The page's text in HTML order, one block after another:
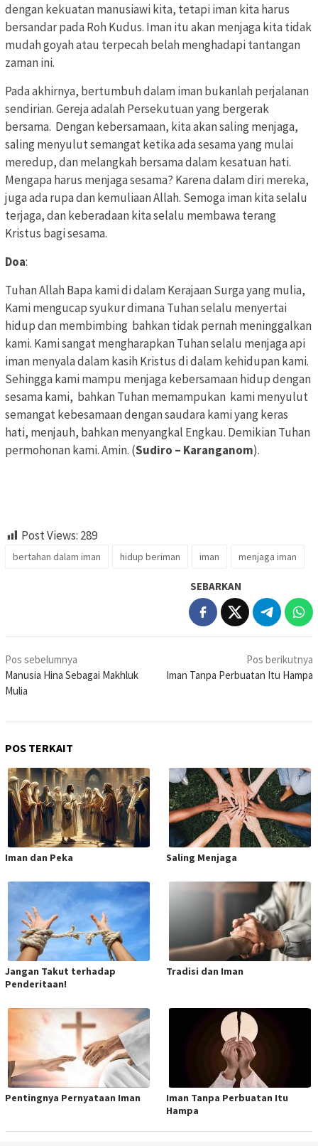
dengan kekuatan manusiawi kita, tetapi iman kita harus
bersandar pada Roh Kudus. Iman itu akan menjaga kita tidak
mudah goyah atau terpecah belah menghadapi tantangan
zaman ini.
Pada akhirnya, bertumbuh dalam iman bukanlah perjalanan
sendirian. Gereja adalah Persekutuan yang bergerak
bersama. Dengan kebersamaan, kita akan saling menjaga,
saling menyulut semangat ketika ada sesama yang mulai
meredup, dan melangkah bersama dalam kesatuan hati.
Mengapa harus menjaga sesama? Karena dalam diri mereka,
juga ada rupa dan kemuliaan Allah. Semoga iman kita selalu
terjaga, dan keberadaan kita selalu membawa terang
Kristus bagi sesama.
Doa:
Tuhan Allah Bapa kami di dalam Kerajaan Surga yang mulia,
Kami mengucap syukur dimana Tuhan selalu menyertai
hidup dan membimbing bahkan tidak pernah meninggalkan
kami. Kami sangat mengharapkan Tuhan selalu menjaga api
iman menyala dalam kasih Kristus di dalam kehidupan kami.
Sehingga kami mampu menjaga kebersamaan hidup dengan
sesama kami, bahkan Tuhan memampukan kami menyulut
semangat kebesamaan dengan saudara kami yang keras
hati, menjauh, bahkan menyangkal Engkau. Demikian Tuhan
permohonan kami. Amin. (Sudiro – Karanganom).
Post Views: 289
bertahan dalam iman hidup beriman iman menjaga iman
SEBARKAN
Navigasi
pos
Pos sebelumnya
Manusia Hina Sebagai Makhluk
Mulia
Pos berikutnya
Iman Tanpa Perbuatan Itu Hampa
POS TERKAIT
Iman dan Peka Saling Menjaga
Jangan Takut terhadap
Penderitaan!
Tradisi dan Iman
Pentingnya Pernyataan Iman
Iman Tanpa Perbuatan Itu
Hampa